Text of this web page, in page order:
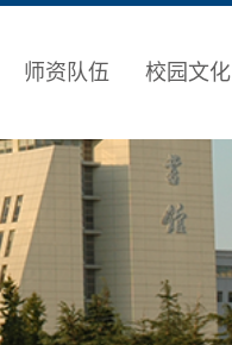
师资队伍 校园文化